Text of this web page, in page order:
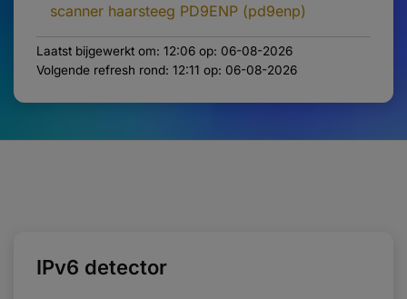
scanner haarsteeg PD9ENP (pd9enp)
Laatst bijgewerkt om: 12:06 op: 06-08-2026
Volgende refresh rond: 12:11 op: 06-08-2026
IPv6 detector